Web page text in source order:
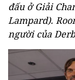
đấu ở Giải
Lampard).
người của